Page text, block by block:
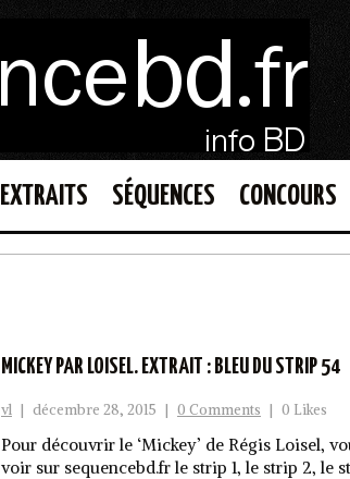
EXTRAITS SÉQUENCES CONCOURS
MICKEY PAR LOISEL. EXTRAIT : BLEU DU STRIP 54
vl | décembre 28, 2015 | 0 Comments | 0 Likes
Pour découvrir le ‘Mickey’ de Régis Loisel,
voir sur sequencebd.fr le strip 1, le strip 2, le